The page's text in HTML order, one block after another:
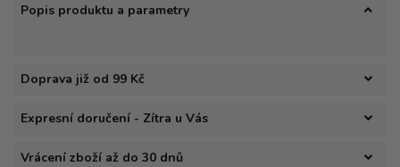
Popis produktu a parametry
Doprava již od 99 Kč
Expresní doručení - Zítra u Vás
Vrácení zboží až do 30 dnů